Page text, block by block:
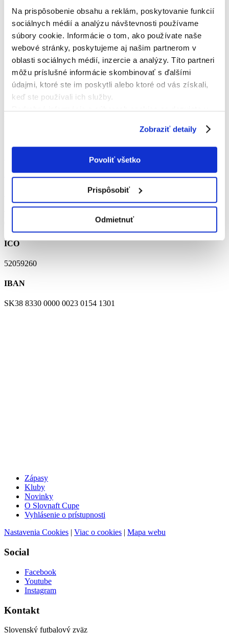
Na prispôsobenie obsahu a reklám, poskytovanie funkcií
sociálnych médií a analýzu návštevnosti používame
súbory cookie. Informácie o tom, ako používate naše
webové stránky, poskytujeme aj našim partnerom v
oblasti sociálnych médií, inzercie a analýzy. Títo partneri
môžu príslušné informácie skombinovať s ďalšími
údajmi, ktoré ste im poskytli alebo ktoré od vás získali,
keď ste používali ich služby.
Podrobné informácie o súboroch cookies sa dozviete v
Zobraziť detaily
Povoliť všetko
Prispôsobiť
Odmietnuť
info@lubovnaredfox.com
IČO
52059260
IBAN
SK38 8330 0000 0023 0154 1301
Zápasy
Kluby
Novinky
O Slovnaft Cupe
Vyhlásenie o prístupnosti
Nastavenia Cookies | Viac o cookies | Mapa webu
Social
Facebook
Youtube
Instagram
Kontakt
Slovenský futbalový zväz